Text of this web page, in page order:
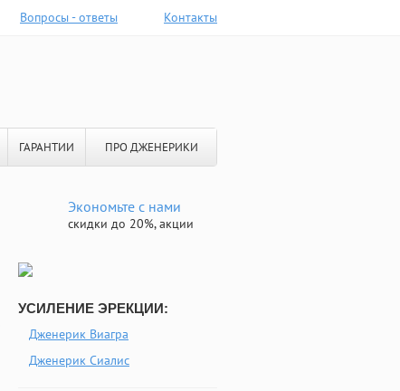
Вопросы - ответы Контакты
ГАРАНТИИ ПРО ДЖЕНЕРИКИ
Экономьте с нами
скидки до 20%, акции
УСИЛЕНИЕ ЭРЕКЦИИ:
Дженерик Виагра
Дженерик Сиалис